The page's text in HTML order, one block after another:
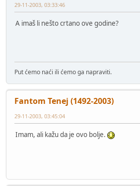
29-11-2003, 03:33:46
A imaš li nešto crtano ove godine?
Put ćemo naći ili ćemo ga napraviti.
Fantom Tenej (1492-2003)
29-11-2003, 03:45:04
Imam, ali kažu da je ovo bolje.